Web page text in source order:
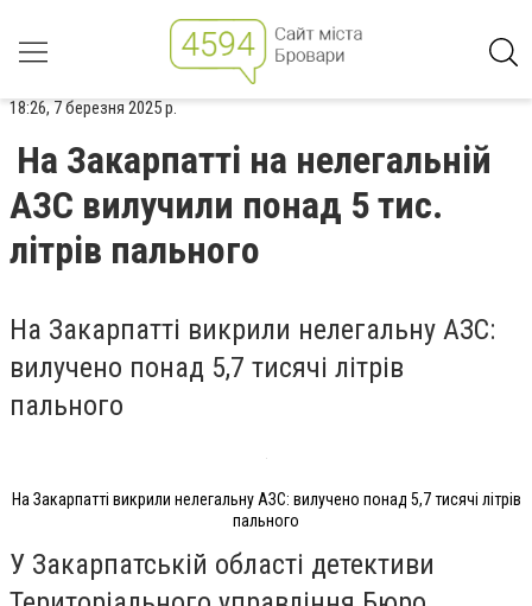
18:26, 7 березня 2025 р.
На Закарпатті на нелегальній
АЗС вилучили понад 5 тис.
літрів пального
На Закарпатті викрили нелегальну АЗС:
вилучено понад 5,7 тисячі літрів
пального
На Закарпатті викрили нелегальну АЗС: вилучено понад 5,7 тисячі літрів
пального
У Закарпатській області детективи